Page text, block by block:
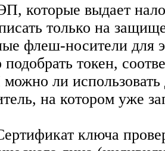
которые выдает
только на
флеш-носители для
токен,
ли использовать
на котором уже
ключа